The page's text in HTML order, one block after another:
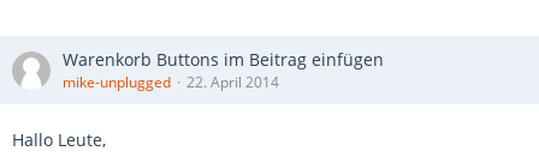
Warenkorb Buttons im Beitrag einfügen
mike-unplugged 22. April 2014
Hallo Leute,